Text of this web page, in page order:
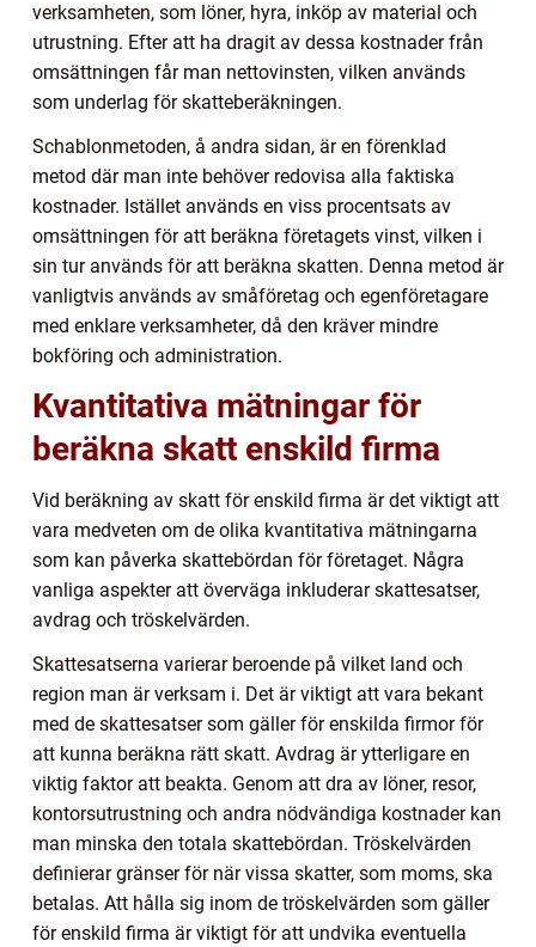
verksamheten, som löner, hyra, inköp av material och
utrustning. Efter att ha dragit av dessa kostnader från
omsättningen får man nettovinsten, vilken används
som underlag för skatteberäkningen.
Schablonmetoden, å andra sidan, är en förenklad
metod där man inte behöver redovisa alla faktiska
kostnader. Istället används en viss procentsats av
omsättningen för att beräkna företagets vinst, vilken i
sin tur används för att beräkna skatten. Denna metod är
vanligtvis används av småföretag och egenföretagare
med enklare verksamheter, då den kräver mindre
bokföring och administration.
Kvantitativa mätningar för
beräkna skatt enskild firma
Vid beräkning av skatt för enskild firma är det viktigt att
vara medveten om de olika kvantitativa mätningarna
som kan påverka skattebördan för företaget. Några
vanliga aspekter att överväga inkluderar skattesatser,
avdrag och tröskelvärden.
Skattesatserna varierar beroende på vilket land och
region man är verksam i. Det är viktigt att vara bekant
med de skattesatser som gäller för enskilda firmor för
att kunna beräkna rätt skatt. Avdrag är ytterligare en
viktig faktor att beakta. Genom att dra av löner, resor,
kontorsutrustning och andra nödvändiga kostnader kan
man minska den totala skattebördan. Tröskelvärden
definierar gränser för när vissa skatter, som moms, ska
betalas. Att hålla sig inom de tröskelvärden som gäller
för enskild firma är viktigt för att undvika eventuella